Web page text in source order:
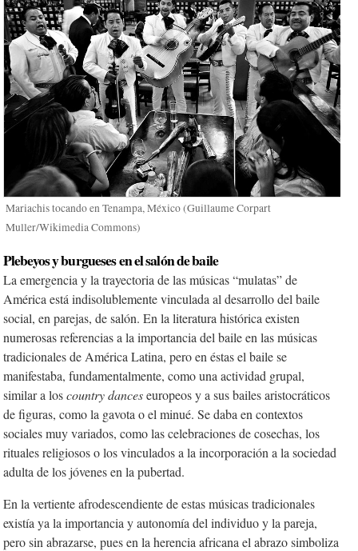
Mariachis tocando en Tenampa, México (Guillaume Corpart
Muller/Wikimedia Commons)
Plebeyos y burgueses en el salón de baile
La emergencia y la trayectoria de las músicas “mulatas” de
América está indisolublemente vinculada al desarrollo del baile
social, en parejas, de salón. En la literatura histórica existen
numerosas referencias a la importancia del baile en las músicas
tradicionales de América Latina, pero en éstas el baile se
manifestaba, fundamentalmente, como una actividad grupal,
similar a loscountry danceseuropeos y a sus bailes aristocráticos
de figuras, como la gavota o el minué. Se daba en contextos
sociales muy variados, como las celebraciones de cosechas, los
rituales religiosos o los vinculados a la incorporación a la sociedad
adulta de los jóvenes en la pubertad.
En la vertiente afrodescendiente de estas músicas tradicionales
existía ya la importancia y autonomía del individuo y la pareja,
pero sin abrazarse, pues en la herencia africana el abrazo simboliza